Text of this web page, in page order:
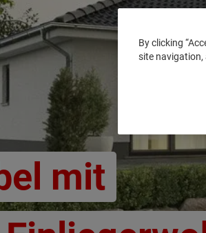
mit
By clicking
site navigation,